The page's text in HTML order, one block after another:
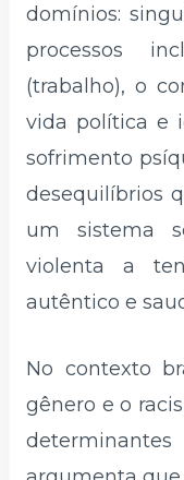
domínios:
processos
(trabalho), o
vida política e
sofrimento
desequilíbrios
um sistema
violenta a
autêntico e
No contexto
gênero e o